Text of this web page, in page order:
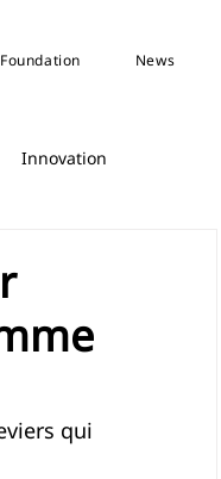
News
Innovation
qui